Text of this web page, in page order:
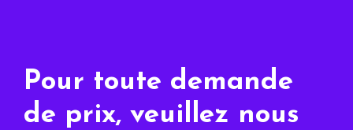
Pour toute demande
de prix, veuillez nous